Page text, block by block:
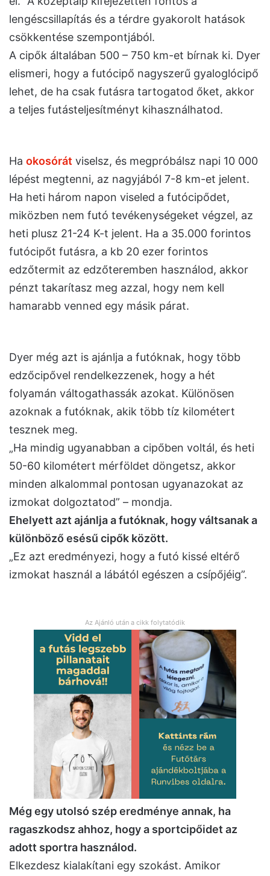
lengéscsillapítás és a térdre gyakorolt hatások
csökkentése szempontjából.
A cipők általában 500 – 750 km-et bírnak ki. Dyer
elismeri, hogy a futócipő nagyszerű gyaloglócipő
lehet, de ha csak futásra tartogatod őket, akkor
a teljes futásteljesítményt kihasználhatod.
Ha okosórát viselsz, és megpróbálsz napi 10 000
lépést megtenni, az nagyjából 7-8 km-et jelent.
Ha heti három napon viseled a futócipődet,
miközben nem futó tevékenységeket végzel, az
heti plusz 21-24 K-t jelent. Ha a 35.000 forintos
futócipőt futásra, a kb 20 ezer forintos
edzőtermit az edzőteremben használod, akkor
pénzt takarítasz meg azzal, hogy nem kell
hamarabb venned egy másik párat.
Dyer még azt is ajánlja a futóknak, hogy több
edzőcipővel rendelkezzenek, hogy a hét
folyamán váltogathassák azokat. Különösen
azoknak a futóknak, akik több tíz kilométert
tesznek meg.
„Ha mindig ugyanabban a cipőben voltál, és heti
50-60 kilométert mérföldet döngetsz, akkor
minden alkalommal pontosan ugyanazokat az
izmokat dolgoztatod” – mondja.
Ehelyett azt ajánlja a futóknak, hogy váltsanak a
különböző esésű cipők között.
„Ez azt eredményezi, hogy a futó kissé eltérő
izmokat használ a lábától egészen a csípőjéig”.
Az Ajánló után a cikk folytatódik
Még egy utolsó szép eredménye annak, ha
ragaszkodsz ahhoz, hogy a sportcipőidet az
adott sportra használod.
Elkezdesz kialakítani egy szokást. Amikor